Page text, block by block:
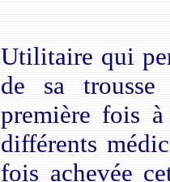
Utilitaire qui
de sa trousse
première fois
différents
fois achevée